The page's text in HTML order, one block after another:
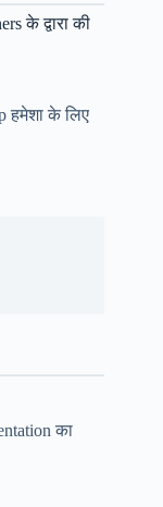
के द्वारा की
हमेशा के लिए
का